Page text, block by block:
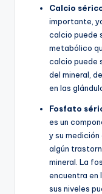
Calcio
importante,
calcio puede
metabólico
calcio puede
del mineral,
en las
Fosfato
es un
y su
algún
mineral. La
encuentra en
sus niveles